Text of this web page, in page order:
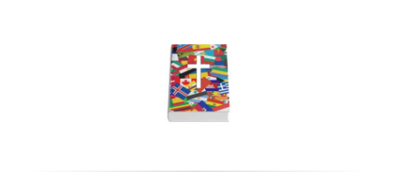
unterstellten Kultusministerium Maßnahmen zur
Vertiefung und Verbreitung von Aspekten der
„Farbenlehre“, indem er Wissenschaftler und
Künstler unterstützte, die sich bereits um die